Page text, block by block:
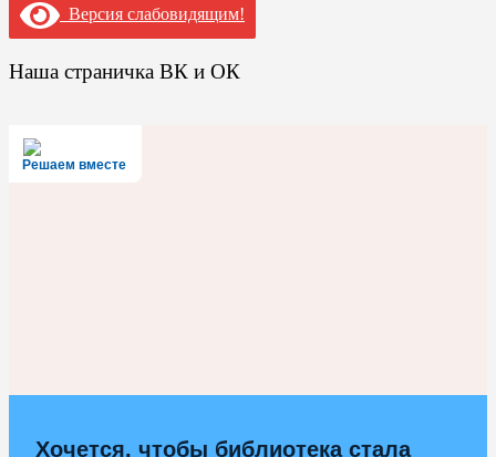
Версия слабовидящим!
Наша страничка ВК и ОК
Решаем вместе
Хочется, чтобы библиотека стала